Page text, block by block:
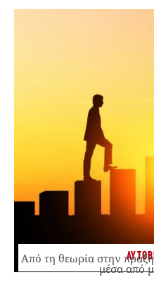
Από τη θεωρία στην
μέσα από